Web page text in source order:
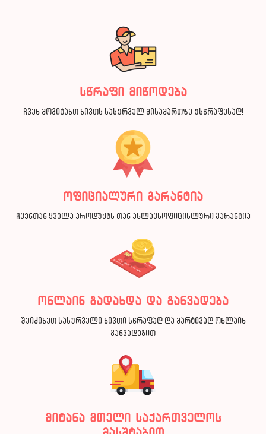
სწრაფი მიწოდება
ჩვენ მოგიტანთ ნივთს სასურველ მისამართზე უსწრაფესად!
ოფიციალური გარანტია
ჩვენთან ყველა პროდუქტს თან ახლავსოფიცისლური გარანტია
ონლაინ გადახდა და განვადება
შეიძინეთ სასურველი ნივთი სწრაფად და მარტივად ონლაინ
განვადებით
მიტანა მთელი საქართველოს